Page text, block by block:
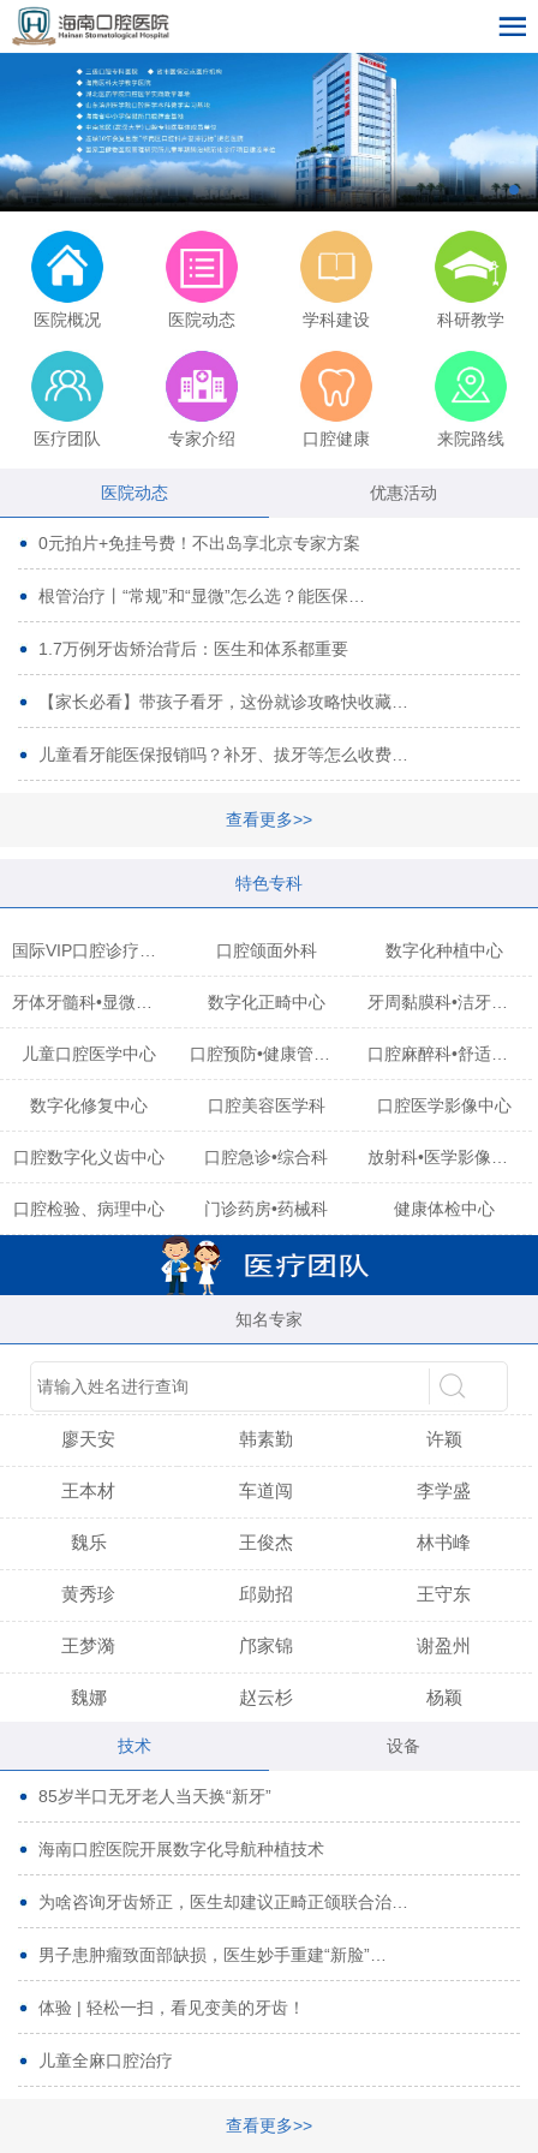
医院概况 医院动态 学科建设 科研教学
医疗团队 专家介绍 口腔健康 来院路线
医院动态 优惠活动
0元拍片+免挂号费！不出岛享北京专家方案
根管治疗丨“常规”和“显微”怎么选？能医保…
1.7万例牙齿矫治背后：医生和体系都重要
【家长必看】带孩子看牙，这份就诊攻略快收藏…
儿童看牙能医保报销吗？补牙、拔牙等怎么收费…
查看更多>>
特色专科
口腔颌面外科 数字化种植中心
数字化正畸中心 牙周黏膜科•洁牙中心
儿童口腔医学中心 口腔麻醉科•舒适化诊疗中心
数字化修复中心 口腔美容医学科 口腔医学影像中心
口腔数字化义齿中心 口腔急诊•综合科
口腔检验、病理中心 门诊药房•药械科 健康体检中心
知名专家
陈育玲 吴晓桃
廖天安 韩素勤 许颖
王本材 车道闯 李学盛
魏乐 王俊杰 林书峰
黄秀珍 邱勋招 王守东
王梦漪 邝家锦 谢盈州
魏娜 赵云杉 杨颖
黄启龙
代艳虹 林芳诚
曹香林 姜炳华
姚宗将 梁春晓
林夏羽 颜晶
路娜 商晔
周碧玲
技术 设备
85岁半口无牙老人当天换“新牙”
海南口腔医院开展数字化导航种植技术
为啥咨询牙齿矫正，医生却建议正畸正颌联合治…
男子患肿瘤致面部缺损，医生妙手重建“新脸”…
体验 | 轻松一扫，看见变美的牙齿！
儿童全麻口腔治疗
查看更多>>